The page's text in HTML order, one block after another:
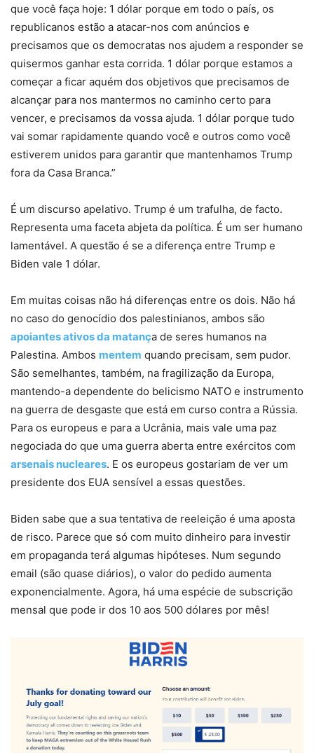
que você faça hoje: 1 dólar porque em todo o país, os
republicanos estão a atacar-nos com anúncios e
precisamos que os democratas nos ajudem a responder se
quisermos ganhar esta corrida. 1 dólar porque estamos a
começar a ficar aquém dos objetivos que precisamos de
alcançar para nos mantermos no caminho certo para
vencer, e precisamos da vossa ajuda. 1 dólar porque tudo
vai somar rapidamente quando você e outros como você
estiverem unidos para garantir que mantenhamos Trump
fora da Casa Branca.”
É um discurso apelativo. Trump é um trafulha, de facto.
Representa uma faceta abjeta da política. É um ser humano
lamentável. A questão é se a diferença entre Trump e
Biden vale 1 dólar.
Em muitas coisas não há diferenças entre os dois. Não há
no caso do genocídio dos palestinianos, ambos são
apoiantes ativos da matança de seres humanos na
Palestina. Ambos mentem quando precisam, sem pudor.
São semelhantes, também, na fragilização da Europa,
mantendo-a dependente do belicismo NATO e instrumento
na guerra de desgaste que está em curso contra a Rússia.
Para os europeus e para a Ucrânia, mais vale uma paz
negociada do que uma guerra aberta entre exércitos com
arsenais nucleares. E os europeus gostariam de ver um
presidente dos EUA sensível a essas questões.
Biden sabe que a sua tentativa de reeleição é uma aposta
de risco. Parece que só com muito dinheiro para investir
em propaganda terá algumas hipóteses. Num segundo
email (são quase diários), o valor do pedido aumenta
exponencialmente. Agora, há uma espécie de subscrição
mensal que pode ir dos 10 aos 500 dólares por mês!